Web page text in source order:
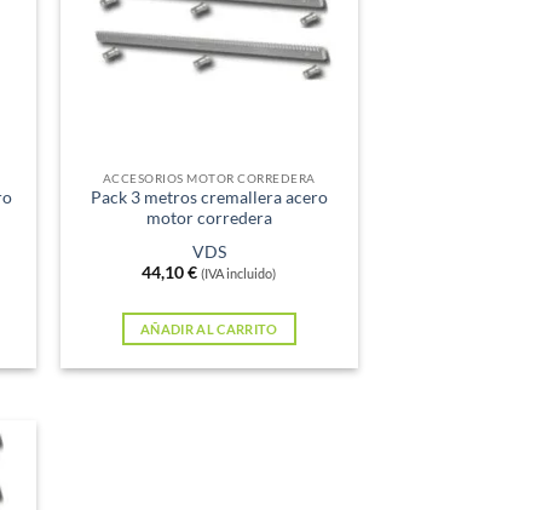
ACCESORIOS MOTOR CORREDERA
Pack 3 metros cremallera acero
motor corredera
VDS
44,10€ (IVA incluido)
AÑADIR AL CARRITO